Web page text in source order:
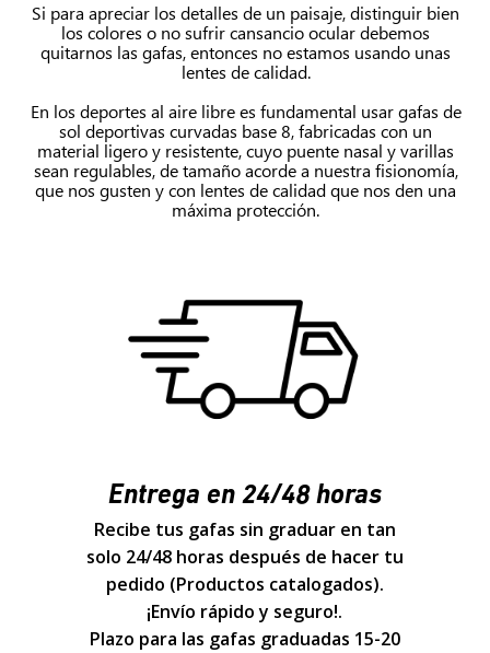
Si para apreciar los detalles de un paisaje, distinguir bien
los colores o no sufrir cansancio ocular debemos
quitarnos las gafas, entonces no estamos usando unas
lentes de calidad.
En los deportes al aire libre es fundamental usar gafas de
sol deportivas curvadas base 8, fabricadas con un
material ligero y resistente, cuyo puente nasal y varillas
sean regulables, de tamaño acorde a nuestra fisionomía,
que nos gusten y con lentes de calidad que nos den una
máxima protección.
Entrega en 24/48 horas
Recibe tus gafas sin graduar en tan
solo 24/48 horas después de hacer tu
pedido (Productos catalogados).
¡Envío rápido y seguro!.
Plazo para las gafas graduadas 15-20